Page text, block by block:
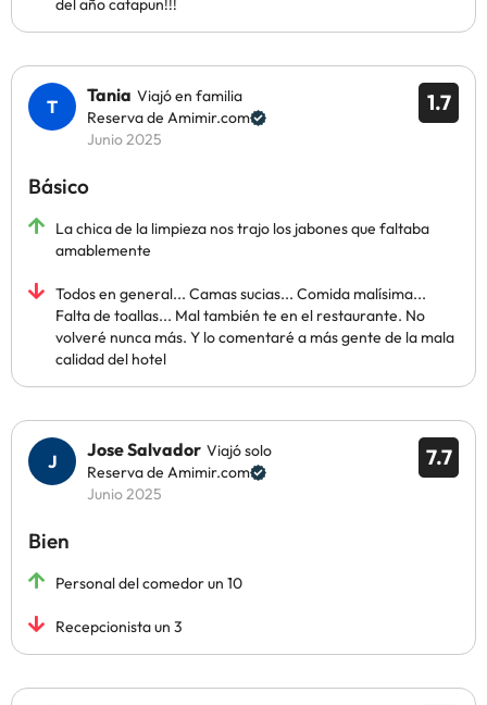
del año catapun!!!
1.7
Tania Viajó en familia
Reserva de Amimir.com
Junio 2025
Básico
La chica de la limpieza nos trajo los jabones que faltaba
amablemente
Todos en general... Camas sucias... Comida malísima...
Falta de toallas... Mal también te en el restaurante. No
volveré nunca más. Y lo comentaré a más gente de la mala
calidad del hotel
7.7
Jose Salvador Viajó solo
Reserva de Amimir.com
Junio 2025
Bien
Personal del comedor un 10
Recepcionista un 3